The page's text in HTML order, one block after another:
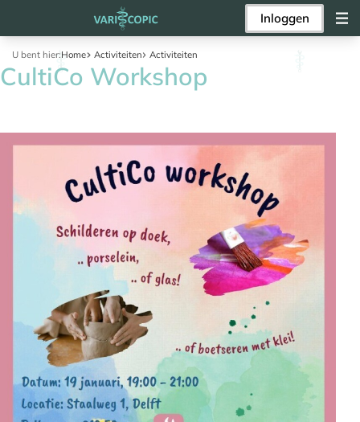
Inloggen
U bent hier:Home Activiteiten Activiteiten
CultiCo Workshop